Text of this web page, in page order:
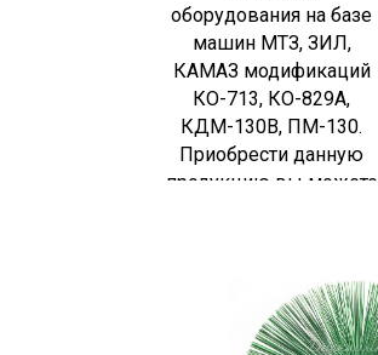
оборудования на базе
машин МТЗ, ЗИЛ,
КАМАЗ модификаций
КО-713, КО-829А,
КДМ-130В, ПМ-130.
Приобрести данную
продукцию вы можете